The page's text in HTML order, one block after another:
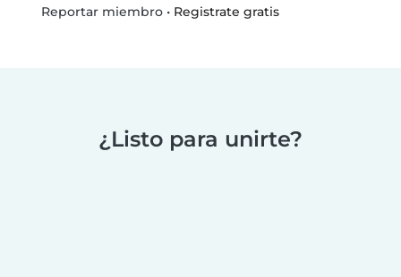
Reportar miembro• Registrate gratis
¿Listo para unirte?